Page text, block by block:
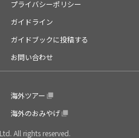
プライバシーポリシー
ガイドライン
ガイドブックに投稿する
お問い合わせ
海外ツアー
海外のおみやげ
All rights reserved.